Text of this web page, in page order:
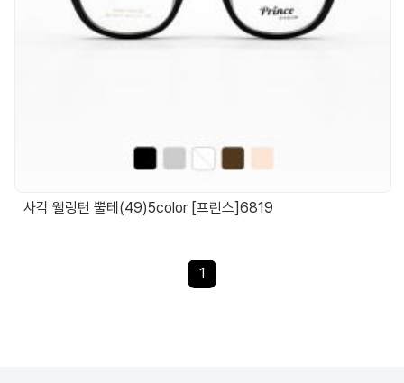
사각 웰링턴 뿔테(49)5color [프린스]6819
1